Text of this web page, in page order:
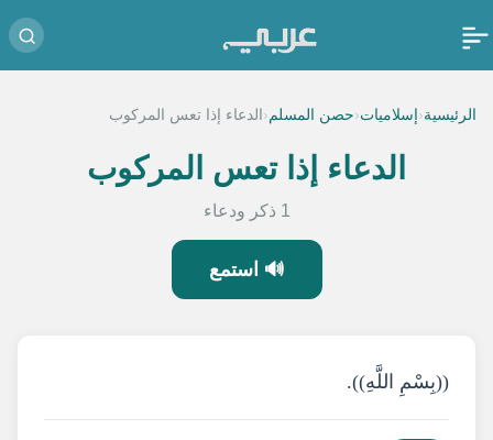
الرئيسية‹ إسلاميات‹حصن المسلم‹ الدعاء إذا تعس المركوب
الدعاء إذا تعس المركوب
1 ذكر ودعاء
🔊 استمع
((بِسْمِ اللَّهِ)).